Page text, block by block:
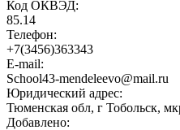
Код ОКВЭД:
85.14
Телефон:
+7(3456)363343
E-mail:
School43-mendeleevo@mail.ru
Юридический адрес:
Тюменская обл, г Тобольск,
Добавлено: